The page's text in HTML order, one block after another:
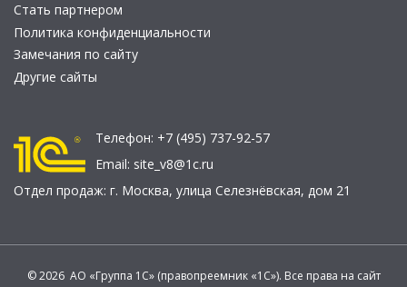
Стать партнером
Политика конфиденциальности
Замечания по сайту
Другие сайты
Телефон: +7 (495) 737-92-57
Email: site_v8@1c.ru
Отдел продаж: г. Москва, улица Селезнёвская, дом 21
© 2026 АО «Группа 1С» (правопреемник «1С»). Все права на сайт